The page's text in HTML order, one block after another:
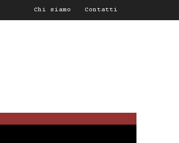
Chi siamo Contatti